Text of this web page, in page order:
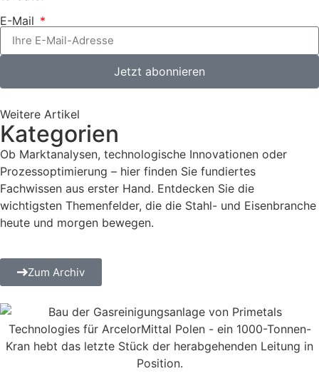
E-Mail
Jetzt abonnieren
Weitere Artikel
Kategorien
Ob Marktanalysen, technologische Innovationen oder
Prozessoptimierung – hier finden Sie fundiertes
Fachwissen aus erster Hand. Entdecken Sie die
wichtigsten Themenfelder, die die Stahl- und Eisenbranche
heute und morgen bewegen.
Zum Archiv